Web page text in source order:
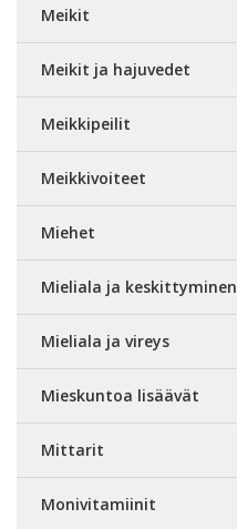
Meikit
Meikit ja hajuvedet
Meikkipeilit
Meikkivoiteet
Miehet
Mieliala ja keskittyminen
Mieliala ja vireys
Mieskuntoa lisäävät
Mittarit
Monivitamiinit